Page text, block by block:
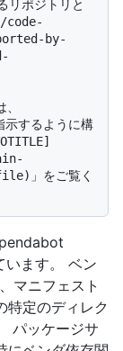
リポジトリと
code-
by-
するように構
」をご覧く
ます。 ベン
マニフェスト
特定のディレク
パッケージサ